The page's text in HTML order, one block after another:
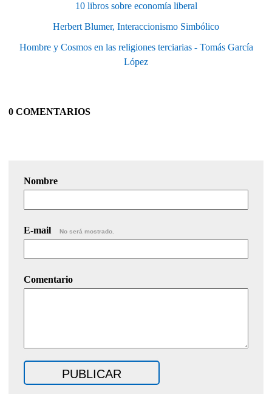
10 libros sobre economía liberal
Herbert Blumer, Interaccionismo Simbólico
Hombre y Cosmos en las religiones terciarias - Tomás García
López
0 COMENTARIOS
Nombre
E-mail No será mostrado.
Comentario